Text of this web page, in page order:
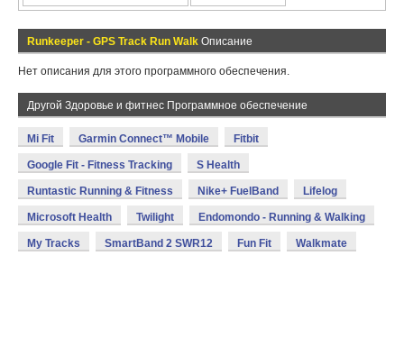
Runkeeper - GPS Track Run Walk Описание
Нет описания для этого программного обеспечения.
Другой Здоровье и фитнес Программное обеспечение
Mi Fit Garmin Connect™ Mobile Fitbit
Google Fit - Fitness Tracking S Health
Runtastic Running & Fitness Nike+ FuelBand Lifelog
Microsoft Health Twilight Endomondo - Running & Walking
My Tracks SmartBand 2 SWR12 Fun Fit Walkmate